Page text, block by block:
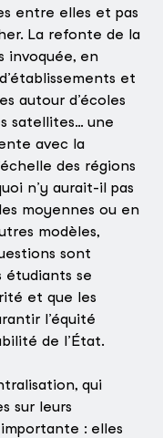
entre elles et pas
La refonte de la
invoquée, en
et
autour d’écoles
satellites… une
avec la
des régions
n’y aurait-il pas
moyennes ou en
modèles,
sont
étudiants se
et que les
l’équité
de l’État.
qui
sur leurs
: elles